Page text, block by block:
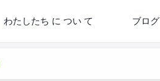
わたしたち に つい て ブログ